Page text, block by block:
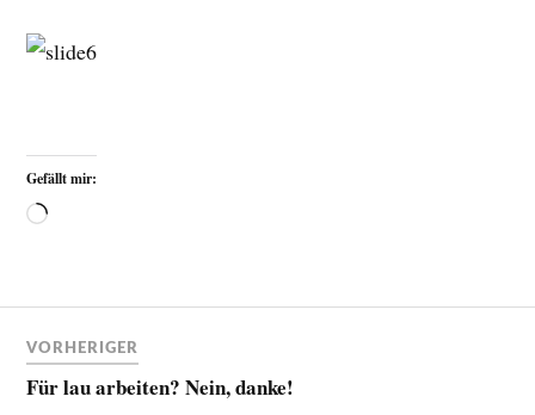
Gefällt mir:
VORHERIGER
Für lau arbeiten? Nein, danke!